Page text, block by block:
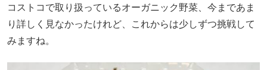
コストコで取り扱っているオーガニック野菜、今まであま
り詳しく見なかったけれど、これからは少しずつ挑戦して
みますね。